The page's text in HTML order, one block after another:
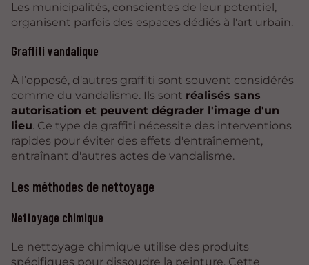
Les municipalités, conscientes de leur potentiel,
organisent parfois des espaces dédiés à l'art urbain.
Graffiti vandalique
À l’opposé, d'autres graffiti sont souvent considérés
comme du vandalisme. Ils sont réalisés sans
autorisation et peuvent dégrader l'image d'un
lieu. Ce type de graffiti nécessite des interventions
rapides pour éviter des effets d'entraînement,
entraînant d'autres actes de vandalisme.
Les méthodes de nettoyage
Nettoyage chimique
Le nettoyage chimique utilise des produits
spécifiques pour dissoudre la peinture. Cette